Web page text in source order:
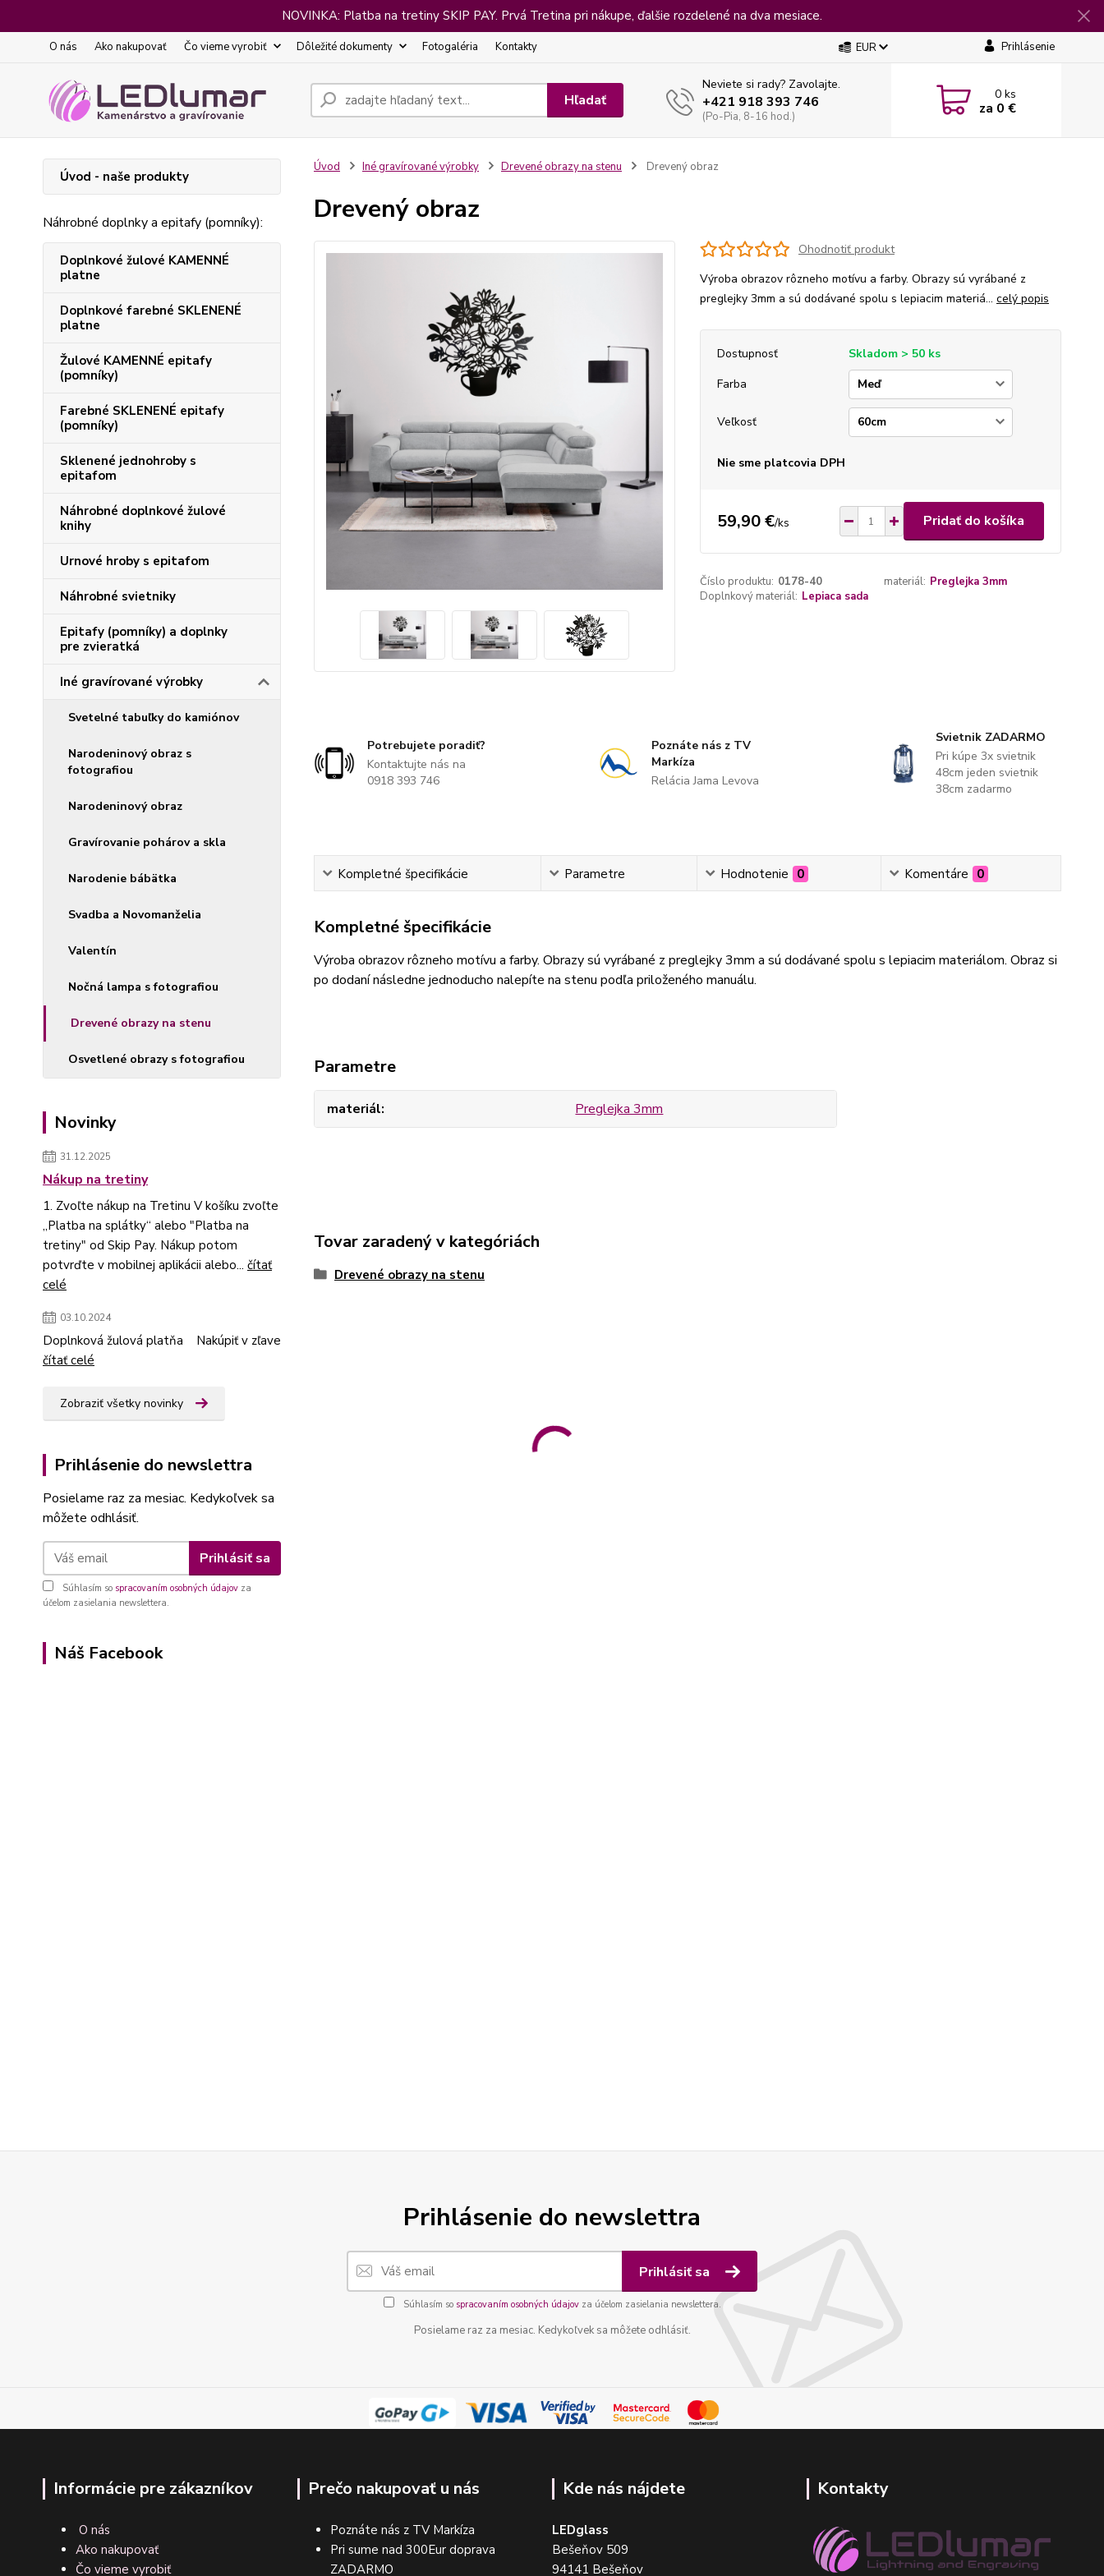
NOVINKA: Platba na tretiny SKIP PAY. Prvá Tretina pri nákupe, ďalšie rozdelené na dva mesiace.
O nás Ako nakupovať Čo vieme vyrobiť Dôležité dokumenty Fotogaléria Kontakty EUR Prihlásenie
Hľadať
Neviete si rady? Zavolajte.
+421 918 393 746
(Po-Pia, 8-16 hod.)
0ks
za 0 €
Úvod - naše produkty
Náhrobné doplnky a epitafy (pomníky):
Doplnkové žulové KAMENNÉ
platne
Doplnkové farebné SKLENENÉ
platne
Žulové KAMENNÉ epitafy
(pomníky)
Farebné SKLENENÉ epitafy
(pomníky)
Sklenené jednohroby s
epitafom
Náhrobné doplnkové žulové
knihy
Urnové hroby s epitafom
Náhrobné svietniky
Epitafy (pomníky) a doplnky
pre zvieratká
Iné gravírované výrobky
Svetelné tabuľky do kamiónov
Narodeninový obraz s
fotografiou
Narodeninový obraz
Gravírovanie pohárov a skla
Narodenie bábätka
Svadba a Novomanželia
Valentín
Nočná lampa s fotografiou
Drevené obrazy na stenu
Osvetlené obrazy s fotografiou
Novinky
31.12.2025
Nákup na tretiny
1. Zvoľte nákup na Tretinu V košíku zvoľte
„Platba na splátky“ alebo "Platba na
tretiny" od Skip Pay. Nákup potom
potvrďte v mobilnej aplikácii alebo... čítať
celé
03.10.2024
Doplnková žulová platňa Nakúpiť v zľave
čítať celé
Zobraziť všetky novinky
Prihlásenie do newslettra
Posielame raz za mesiac. Kedykoľvek sa
môžete odhlásiť.
Prihlásiť sa
Súhlasím so spracovaním osobných údajov za
účelom zasielania newslettera.
Náš Facebook
Úvod Iné gravírované výrobky Drevené obrazy na stenu Drevený obraz
Drevený obraz
Ohodnotiť produkt
Výroba obrazov rôzneho motívu a farby. Obrazy sú vyrábané z
preglejky 3mm a sú dodávané spolu s lepiacim materiá... celý popis
Dostupnosť
Skladom > 50 ks
Farba
Veľkosť
Nie sme platcovia DPH
59,90 €/ks Pridať do košíka
Číslo produktu: 0178-40 materiál: Preglejka 3mm
Doplnkový materiál: Lepiaca sada
Potrebujete poradiť?
Kontaktujte nás na
0918 393 746
Poznáte nás z TV
Markíza
Relácia Jama Levova
Svietnik ZADARMO
Pri kúpe 3x svietnik
48cm jeden svietnik
38cm zadarmo
Kompletné špecifikácie Parametre Hodnotenie 0 Komentáre 0
Kompletné špecifikácie
Výroba obrazov rôzneho motívu a farby. Obrazy sú vyrábané z preglejky 3mm a sú dodávané spolu s lepiacim materiálom. Obraz si
po dodaní následne jednoducho nalepíte na stenu podľa priloženého manuálu.
Parametre
materiál Preglejka 3mm
Tovar zaradený v kategóriách
Drevené obrazy na stenu
Prihlásenie do newslettra
Prihlásiť sa
Súhlasím so spracovaním osobných údajovza účelom zasielania newslettera.
Posielame raz za mesiac. Kedykoľvek sa môžete odhlásiť.
Informácie pre zákazníkov
O nás
Ako nakupovať
Čo vieme vyrobiť
Prečo nakupovať u nás
Poznáte nás z TV Markíza
Pri sume nad 300Eur doprava
ZADARMO
Kde nás nájdete
LEDglass
Bešeňov 509
94141 Bešeňov
Kontakty